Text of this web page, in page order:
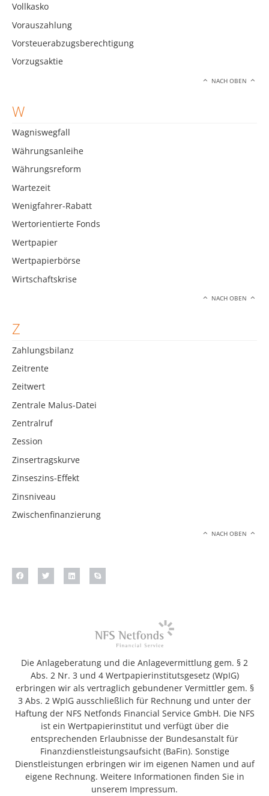
Vollkasko
Vorauszahlung
Vorsteuerabzugsberechtigung
Vorzugsaktie
NACH OBEN
W
Wagniswegfall
Währungsanleihe
Währungsreform
Wartezeit
Wenigfahrer-Rabatt
Wertorientierte Fonds
Wertpapier
Wertpapierbörse
Wirtschaftskrise
NACH OBEN
Z
Zahlungsbilanz
Zeitrente
Zeitwert
Zentrale Malus-Datei
Zentralruf
Zession
Zinsertragskurve
Zinseszins-Effekt
Zinsniveau
Zwischenfinanzierung
NACH OBEN
Die Anlageberatung und die Anlagevermittlung gem. § 2
Abs. 2 Nr. 3 und 4 Wertpapierinstitutsgesetz (WpIG)
erbringen wir als vertraglich gebundener Vermittler gem. §
3 Abs. 2 WpIG ausschließlich für Rechnung und unter der
Haftung der NFS Netfonds Financial Service GmbH. Die NFS
ist ein Wertpapierinstitut und verfügt über die
entsprechenden Erlaubnisse der Bundesanstalt für
Finanzdienstleistungsaufsicht (BaFin). Sonstige
Dienstleistungen erbringen wir im eigenen Namen und auf
eigene Rechnung. Weitere Informationen finden Sie in
unserem Impressum.